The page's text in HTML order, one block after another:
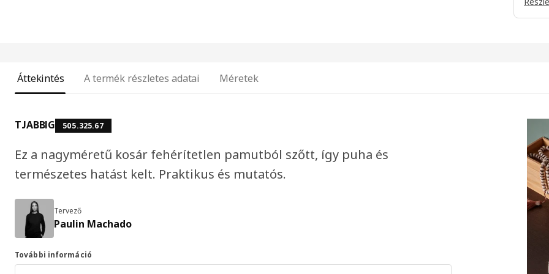
Áttekintés A termék részletes adatai Méretek
TJABBIG 505.325.67
Ez a nagyméretű kosár fehérítetlen pamutból szőtt, így puha és
természetes hatást kelt. Praktikus és mutatós.
Tervező
Paulin Machado
További információ